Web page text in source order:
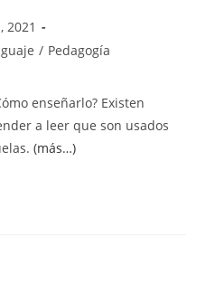
2021
/ Pedagogía
enseñarlo? Existen
a leer que son usados
(más…)